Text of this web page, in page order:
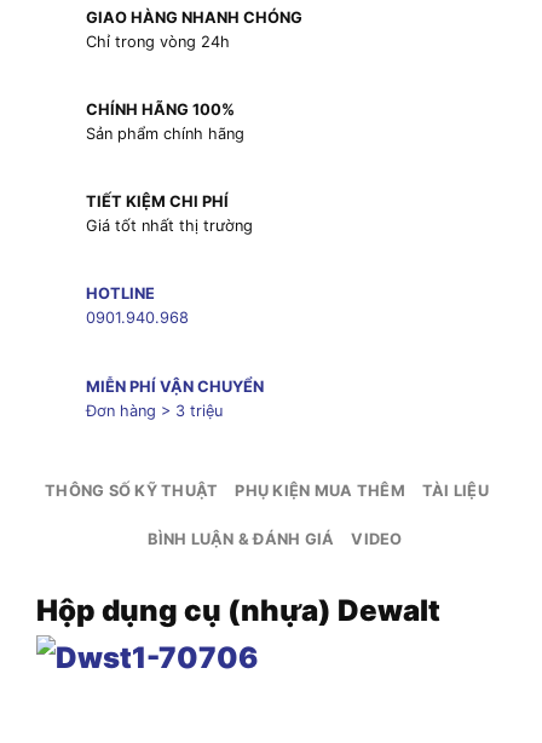
GIAO HÀNG NHANH CHÓNG
Chỉ trong vòng 24h
CHÍNH HÃNG 100%
Sản phẩm chính hãng
TIẾT KIỆM CHI PHÍ
Giá tốt nhất thị trường
HOTLINE
0901.940.968
MIỄN PHÍ VẬN CHUYỂN
Đơn hàng > 3 triệu
THÔNG SỐ KỸ THUẬT PHỤ KIỆN MUA THÊM TÀI LIỆU
BÌNH LUẬN & ĐÁNH GIÁ VIDEO
Hộp dụng cụ (nhựa) Dewalt